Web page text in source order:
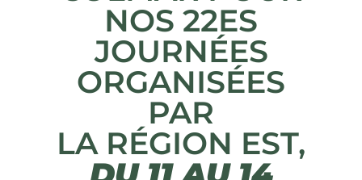
NOS 22ES
JOURNÉES
ORGANISÉES
PAR
LA RÉGION EST,